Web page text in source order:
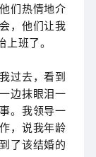
们热情地介
，他们让我
班了。
过去，看到
边抹眼泪一
。我领导一
，说我年龄
了该结婚的